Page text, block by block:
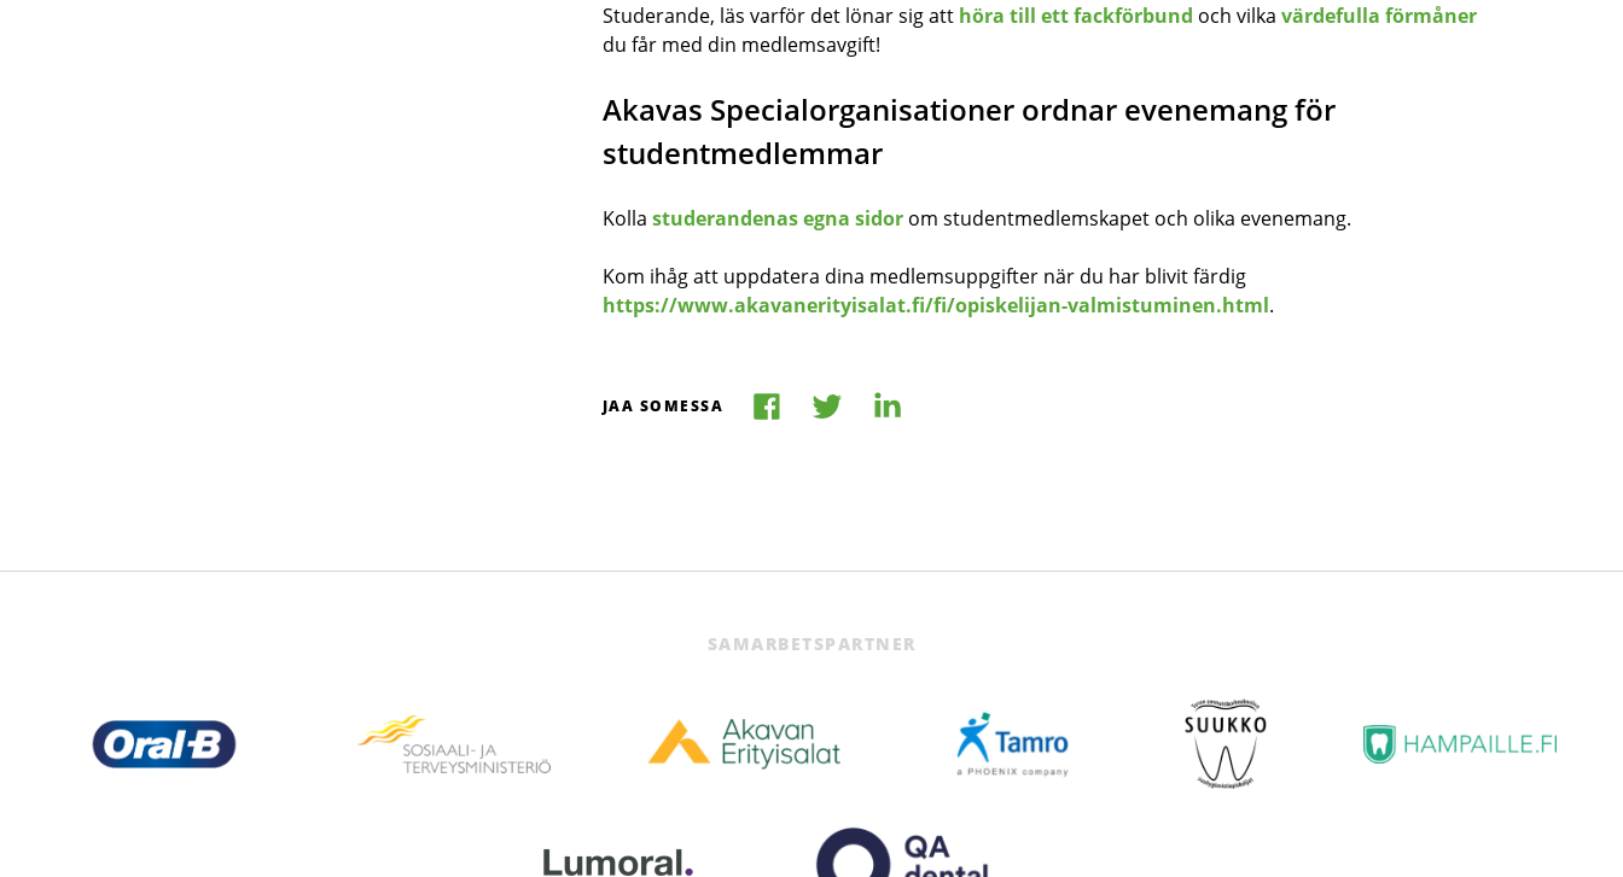
Studerande, läs varför det lönar sig att höra till ett fackförbund och vilka värdefulla förmåner
du får med din medlemsavgift!
Akavas Specialorganisationer ordnar evenemang för
studentmedlemmar
Kolla studerandenas egna sidorom studentmedlemskapet och olika evenemang.
Kom ihåg att uppdatera dina medlemsuppgifter när du har blivit färdig
https://www.akavanerityisalat.fi/fi/opiskelijan-valmistuminen.html.
JAA SOMESSA
Jaa
Jaa
SAMARBETSPARTNER